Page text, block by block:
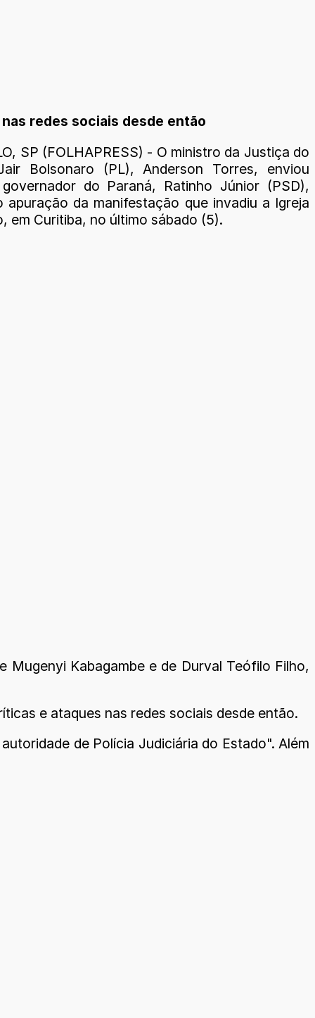
redes sociais desde então
SP (FOLHAPRESS) - O ministro da Justiça do
Bolsonaro (PL), Anderson Torres, enviou
do Paraná, Ratinho Júnior (PSD),
apuração da manifestação que invadiu a Igreja
em Curitiba, no último sábado (5).
Kabagambe e de Durval Teófilo Filho,
e ataques nas redes sociais desde então.
de Polícia Judiciária do Estado". Além